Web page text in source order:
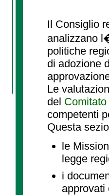
Il Consiglio
analizzano
politiche
di adozione
Le
del
competenti
Questa
le
legge
i
approvati